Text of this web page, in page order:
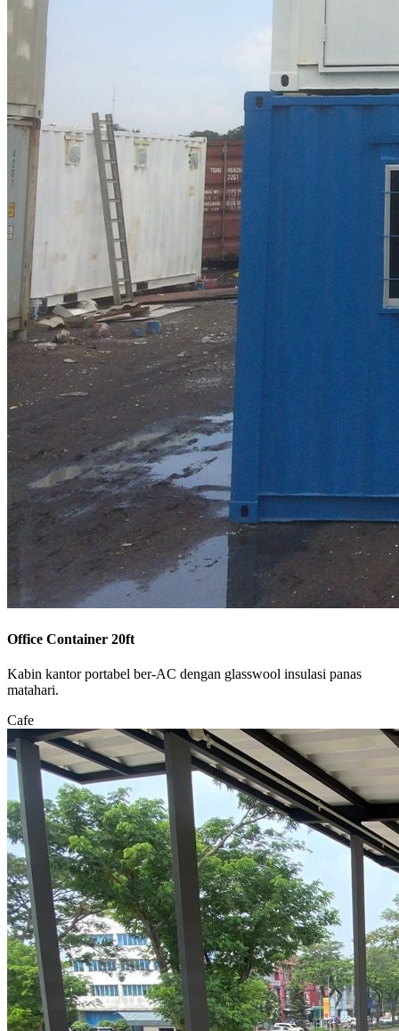
Office Container 20ft
Kabin kantor portabel ber-AC dengan glasswool insulasi panas
matahari.
Cafe